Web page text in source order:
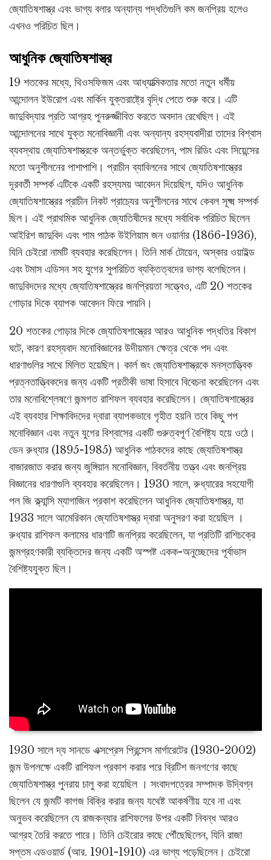
জ্যোতিষশাস্ত্র এবং ভাগ্য বলার অন্যান্য পদ্ধতিগুলি কম জনপ্রিয় হলেও
এখনও পরিচিত ছিল।
আধুনিক জ্যোতিষশাস্ত্র
19 শতকের মধ্যে, থিওসফিজম এবং আধ্যাত্মিকতার মতো নতুন ধর্মীয়
আন্দোলন ইউরোপ এবং মার্কিন যুক্তরাষ্ট্রে বৃদ্ধি পেতে শুরু করে। এটি
জাদুবিদ্যার প্রতি আগ্রহ পুনরুজ্জীবিত করতে অবদান রেখেছিল। এই
আন্দোলনের সাথে যুক্ত মনোবিজ্ঞানী এবং অন্যান্য রহস্যবাদীরা তাদের বিশ্বাস
ব্যবস্থায় জ্যোতিষশাস্ত্রকে অন্তর্ভুক্ত করেছিলেন, পাম রিডিং এবং সিয়েন্সের
মতো অনুশীলনের পাশাপাশি। প্রাচীন ব্যাবিলনের সাথে জ্যোতিষশাস্ত্রের
দূরবর্তী সম্পর্ক এটিকে একটি রহস্যময় আবেদন দিয়েছিল, যদিও আধুনিক
জ্যোতিষশাস্ত্রের প্রাচীন নিকট প্রাচ্যের অনুশীলনের সাথে কেবল সূক্ষ্ম সম্পর্ক
ছিল। এই প্রাথমিক আধুনিক জ্যোতিষীদের মধ্যে সর্বাধিক পরিচিত ছিলেন
আইরিশ জাদুবিদ এবং পাম পাঠক উইলিয়াম জন ওয়ার্নার (1866-1936),
যিনি চেইরো নামটি ব্যবহার করেছিলেন। তিনি মার্ক টোয়েন, অস্কার ওয়াইল্ড
এবং টমাস এডিসন সহ যুগের সুপরিচিত ব্যক্তিত্বদের ভাগ্য বলেছিলেন।
জাদুবিদদের মধ্যে জ্যোতিষশাস্ত্রের জনপ্রিয়তা সত্ত্বেও, এটি 20 শতকের
গোড়ার দিকে ব্যাপক আবেদন ফিরে পায়নি।
20 শতকের গোড়ার দিকে জ্যোতিষশাস্ত্রের আরও আধুনিক পদ্ধতির বিকাশ
ঘটে, কারণ রহস্যবাদ মনোবিজ্ঞানের উদীয়মান ক্ষেত্র থেকে পদ এবং
ধারণাগুলির সাথে মিলিত হয়েছিল। কার্ল জং জ্যোতিষশাস্ত্রকে মনস্তাত্ত্বিক
প্রত্নতাত্ত্বিকদের জন্য একটি প্রতীকী ভাষা হিসাবে বিবেচনা করেছিলেন এবং
তার মনোবিশ্লেষণে জন্মগত রাশিফল ব্যবহার করেছিলেন। জ্যোতিষশাস্ত্রের
এই ব্যবহার শিক্ষাবিদদের দ্বারা ব্যাপকভাবে গৃহীত হয়নি তবে কিছু পপ
মনোবিজ্ঞান এবং নতুন যুগের বিশ্বাসের একটি গুরুত্বপূর্ণ বৈশিষ্ট্য হয়ে ওঠে।
ডেন রুধ্যার (1895-1985) আধুনিক পাঠকদের কাছে জ্যোতিষশাস্ত্র
বাজারজাত করার জন্য জুঙ্গিয়ান মনোবিজ্ঞান, বিবর্তনীয় তত্ত্ব এবং জনপ্রিয়
বিজ্ঞানের ধারণাগুলি ব্যবহার করেছিলেন। 1930 সালে, রুধ্যারের সহযোগী
পল জি ক্ল্যান্সি ম্যাগাজিন প্রকাশ করেছিলেন আধুনিক জ্যোতিষশাস্ত্র, যা
1933 সালে আমেরিকান জ্যোতিষশাস্ত্র দ্বারা অনুসরণ করা হয়েছিল ।
রুধ্যার রাশিফল কলামের ধারণাটি জনপ্রিয় করেছিলেন, যা প্রতিটি রাশিচক্রে
জন্মগ্রহণকারী ব্যক্তিদের জন্য একটি অস্পষ্ট একক-অনুচ্ছেদের পূর্বাভাস
বৈশিষ্ট্যযুক্ত ছিল।
1930 সালে দ্য সানডে এক্সপ্রেস প্রিন্সেস মার্গারেটের (1930-2002)
জন্ম উপলক্ষে একটি রাশিফল প্রকাশ করার পরে ব্রিটিশ জনগণের কাছে
জ্যোতিষশাস্ত্র পুনরায় চালু করা হয়েছিল । সংবাদপত্রের সম্পাদক উদ্বিগ্ন
ছিলেন যে জন্মটি কাগজ বিক্রি করার জন্য যথেষ্ট আকর্ষণীয় হবে না এবং
অনুভব করেছিলেন যে রাজকন্যার রাশিফলের উপর একটি নিবন্ধ আরও
আগ্রহ তৈরি করতে পারে। তিনি চেইরোর কাছে পৌঁছেছিলেন, যিনি রাজা
সপ্তম এডওয়ার্ড (আর. 1901-1910) এর ভাগ্য পড়েছিলেন। চেইরো